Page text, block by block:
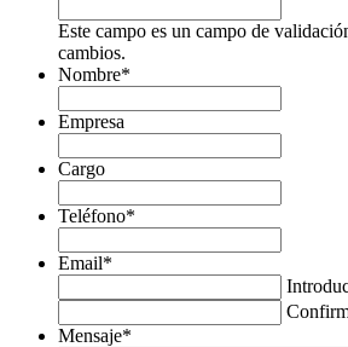
Este campo es un campo de
cambios.
Nombre*
Empresa
Cargo
Teléfono*
Email*
Mensaje*